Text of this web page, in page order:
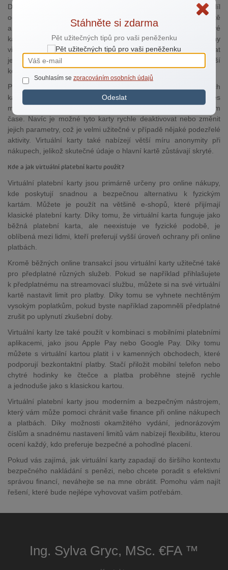
Další velkou výhodou virtuálních karet je jejich flexibilita. Na rozdíl
od fyzických karet je možné virtuální kartu vytvořit téměř okamžitě
a ihned ji začít používat. Nemusíte čekat na doručení plastové
karty poštou, které může trvat i několik dní. Navíc lze u většiny
virtuálních karet snadno nastavit limity na výdaje nebo zablokovat
jejich použití pro určité typy transakcí, což umožňuje lepší
kontrolu nad financemi.
Pohodlí je dalším faktorem, který zvyšuje atraktivitu virtuálních
karet. Uživatelé mohou snadno spravovat své virtuální karty přes
mobilní aplikace a mít přehled o provedených platbách v reálném
čase. Navíc je možné tyto karty rychle deaktivovat nebo změnit
jejich parametry, což je velmi užitečné v případě nějaké podezřelé
aktivity. Virtuální karty také nabízejí větší míru anonymity při
nákupech, jelikož skutečné údaje o hlavní kartě zůstávají skryté.
Kde a jak virtuální platební kartu použít?
Virtuální platební karty jsou primárně určeny pro online nákupy,
kde poskytují snadnou a bezpečnou alternativu k fyzickým
kartám. Můžete je použít na většině e-shopů, které přijímají
klasické platební karty. Díky tomu, že virtuální karta funguje jako
běžná platební karta, ale neexistuje ve fyzické podobě, je
oblíbená mezi lidmi, kteří preferují vyšší úroveň ochrany při online
platbách.
Kromě běžných online transakcí jsou virtuální karty užitečné také
pro předplatné různých služeb. Pokud se například přihlašujete
k předplatnému na streamovací službu, můžete si na své virtuální
kartě nastavit limit pro platby. Díky tomu se vyhnete nechtěným
vysokým poplatkům, pokud byste například zapomněli předplatné
zrušit po uplynutí zkušební doby.
Virtuální karty lze také použít v kombinaci s mobilními platebními
aplikacemi, jako jsou Apple Pay nebo Google Pay. Díky tomu
můžete s virtuální kartou platit i v kamenných obchodech, které
podporují bezkontaktní platby. Stačí přiložit mobilní telefon nebo
chytré hodinky ke čtečce a platba proběhne stejně rychle
a jednoduše jako s klasickou kartou.
Virtuální platební karty jsou moderním a bezpečným nástrojem,
který vám může pomoci chránit vaše finance při online nákupech
a platbách. Díky možnosti okamžitého vydání, jednorázovým
číslům a snadnému nastavení limitů vám nabízejí flexibilitu, kterou
ocení každý, kdo preferuje bezpečné a pohodlné placení.
Pokud vás zajímá, jak virtuální karty zapadají do širšího kontextu
bezpečného nakládání s penězi, nebo chcete poradit s efektivní
správou financí, neváhejte se na mne obrátit. Pomohu vám najít
řešení, které bude nejlépe vyhovovat vašim potřebám.
Ing. Sylva Gryc, MSc. €FA ™
Stáhněte si zdarma
Pět užitečných tipů pro vaši peněženku
Souhlasím se zpracováním osobních údajů
Odeslat